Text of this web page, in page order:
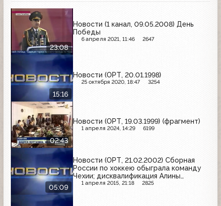
23:08
Новости (1 канал, 09.05.2008) День
Победы
6 апреля 2021, 11:46 2647
15:16
Новости (ОРТ, 20.01.1998)
25 октября 2020, 18:47 3254
02:43
Новости (ОРТ, 19.03.1999) (фрагмент)
1 апреля 2024, 14:29 6199
05:09
Новости (ОРТ, 21.02.2002) Сборная
России по хоккею обыграла команду
Чехии; дисквалификация Алины
Кабаевой и Ирины Чащиной
1 апреля 2015, 21:18 2825